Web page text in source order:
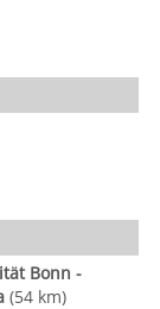
Bonn -
(54 km)